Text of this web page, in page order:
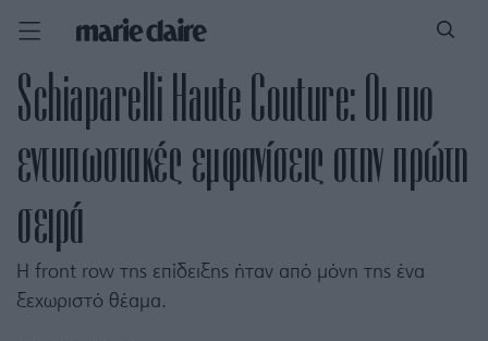
Schiaparelli Haute Couture: Οι πιο
εντυπωσιακές εμφανίσεις στην πρώτη
σειρά
Η front row της επίδειξης ήταν από μόνη της ένα
ξεχωριστό θέαμα.